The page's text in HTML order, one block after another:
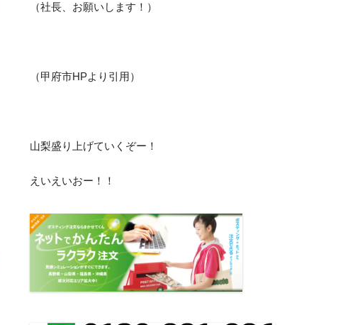
（社長、お願いします！）
（甲府市HPより引用）
山梨盛り上げていくぞー！
えいえいおー！！